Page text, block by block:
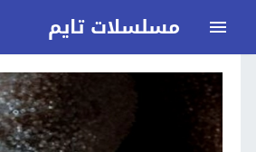
مسلسلات تايم